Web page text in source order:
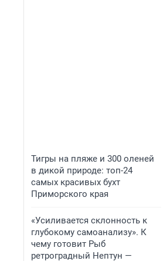
Тигры на пляже и 300 оленей
в дикой природе: топ-24
самых красивых бухт
Приморского края
«Усиливается склонность к
глубокому самоанализу». К
чему готовит Рыб
ретроградный Нептун —